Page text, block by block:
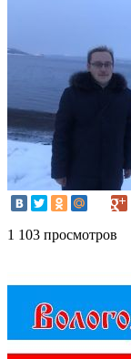
1 103 просмотров